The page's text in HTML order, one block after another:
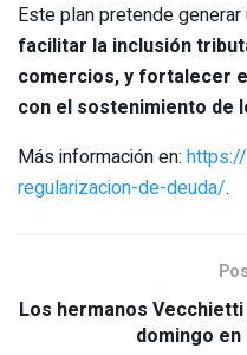
Este plan pretende generar
facilitar la inclusión
comercios, y fortalecer
con el sostenimiento de
Más información en:
regularizacion-de-deuda/.
Los hermanos
domingo en